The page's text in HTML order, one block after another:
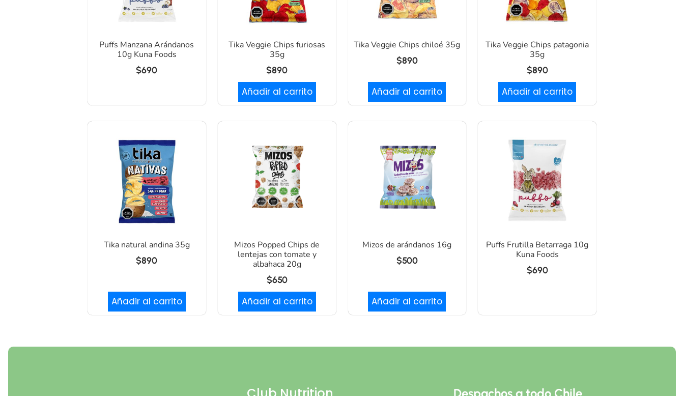
Puffs Manzana Arándanos
10g Kuna Foods
$690
Tika Veggie Chips furiosas
35g
$890
Añadir al carrito
Tika Veggie Chips chiloé 35g
$890
Añadir al carrito
Tika Veggie Chips patagonia
35g
$890
Añadir al carrito
Tika natural andina 35g
$890
Añadir al carrito
Mizos Popped Chips de
lentejas con tomate y
albahaca 20g
$650
Añadir al carrito
Mizos de arándanos 16g
$500
Añadir al carrito
Puffs Frutilla Betarraga 10g
Kuna Foods
$690